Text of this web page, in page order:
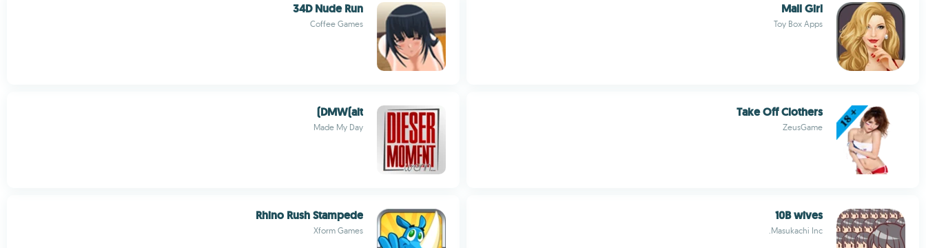
Mall Girl
Toy Box Apps
34D Nude Run
Coffee Games
Take Off Clothers
ZeusGame
DMW(alt)
Made My Day
10B wives
Masukachi Inc.
Rhino Rush Stampede
Xform Games